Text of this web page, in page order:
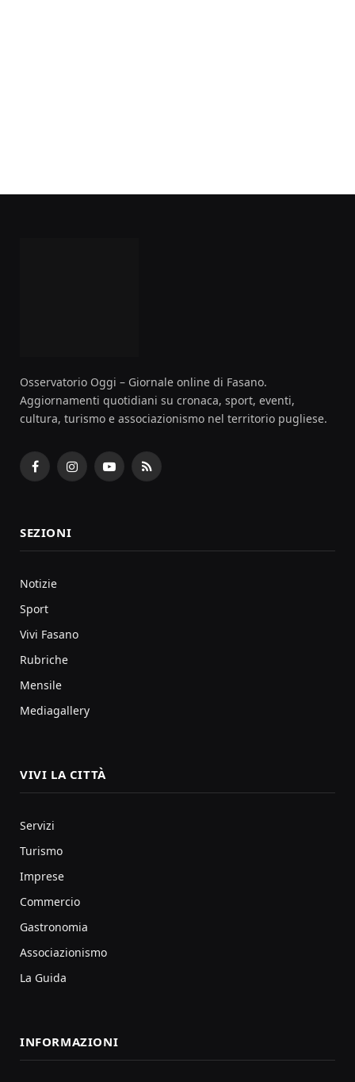
Osservatorio Oggi – Giornale online di Fasano.
Aggiornamenti quotidiani su cronaca, sport, eventi,
cultura, turismo e associazionismo nel territorio pugliese.
FacebookInstagramYouTubeRSS
SEZIONI
Notizie
Sport
Vivi Fasano
Rubriche
Mensile
Mediagallery
VIVI LA CITTÀ
Servizi
Turismo
Imprese
Commercio
Gastronomia
Associazionismo
La Guida
INFORMAZIONI